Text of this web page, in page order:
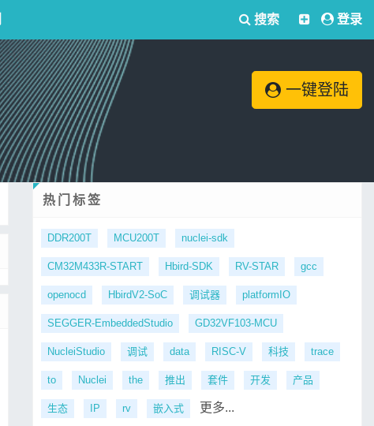
搜索 登录
一键登陆
热门标签
DDR200T MCU200T nuclei-sdk
CM32M433R-START Hbird-SDK RV-STAR gcc
openocd HbirdV2-SoC 调试器 platformIO
SEGGER-EmbeddedStudio GD32VF103-MCU
NucleiStudio 调试 data RISC-V 科技 trace
to Nuclei the 推出 套件 开发 产品
生态 IP rv 嵌入式 更多...